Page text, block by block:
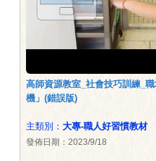
高師資源教室_社會技巧訓練_
機」(錯誤版)
主類別： 大專-職人好習慣教材
發佈日期：2023/9/18